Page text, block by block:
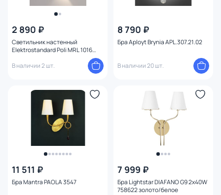
2 890 ₽
Светильник настенный
Elektrostandard Poli MRL 1016
В наличии 2 шт.
8 790 ₽
Бра Aployt Brynia APL.307.21.02
В наличии 20 шт.
11 511 ₽
Бра Mantra PAOLA 3547
7 999 ₽
Бра Lightstar DIAFANO G9 2х40W
758622 золото/белое